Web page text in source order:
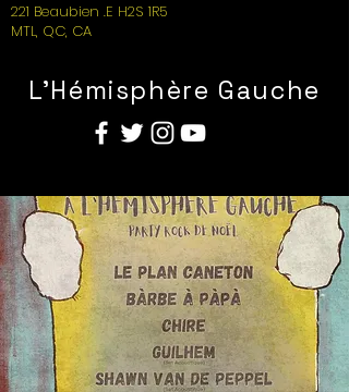
221 Beaubien .E H2S 1R5
MTL, QC, CA
L'Hémisphère Gauche